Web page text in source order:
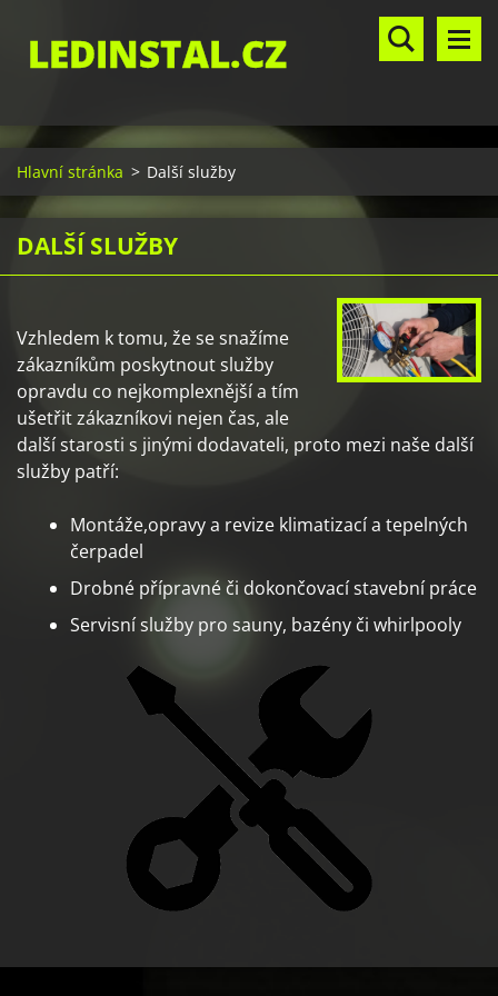
LEDINSTAL.CZ
Hlavní stránka > Další služby
DALŠÍ SLUŽBY
Vzhledem k tomu, že se snažíme
zákazníkům poskytnout služby
opravdu co nejkomplexnější a tím
ušetřit zákazníkovi nejen čas, ale
další starosti s jinými dodavateli, proto mezi naše další
služby patří:
Montáže,opravy a revize klimatizací a tepelných
čerpadel
Drobné přípravné či dokončovací stavební práce
Servisní služby pro sauny, bazény či whirlpooly